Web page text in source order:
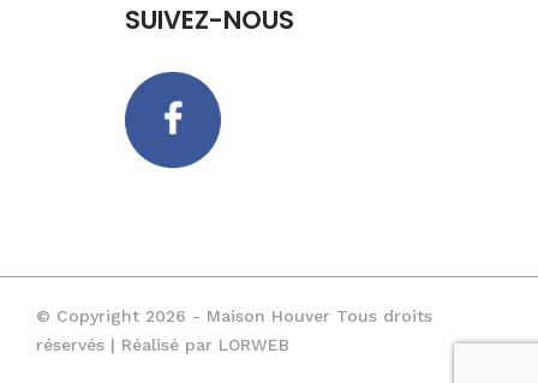
SUIVEZ-NOUS
© Copyright 2026 - Maison Houver Tous droits
réservés | Réalisé par LORWEB